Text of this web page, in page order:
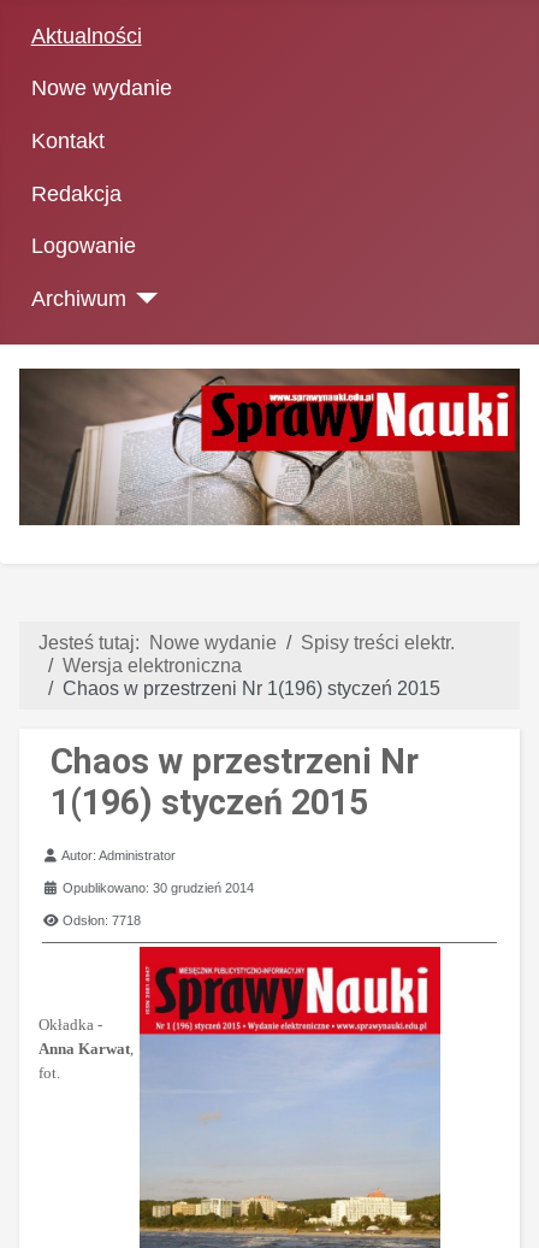
Aktualności
Nowe wydanie
Kontakt
Redakcja
Logowanie
Archiwum
Jesteś tutaj: Nowe wydanie
Spisy treści elektr.
Wersja elektroniczna
Chaos w przestrzeni Nr 1(196) styczeń 2015
Chaos w przestrzeni Nr
1(196) styczeń 2015
Szczegóły
Autor:Administrator
Opublikowano: 30 grudzień 2014
Odsłon: 7718
Okładka -
Anna Karwat,
fot.